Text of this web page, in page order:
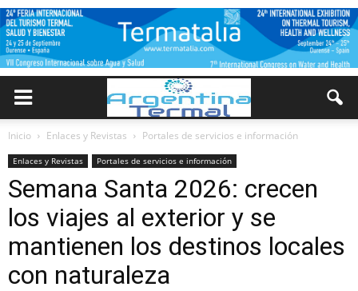
Inicio Enlaces y Revistas Portales de servicios e información
Enlaces y Revistas Portales de servicios e información
Semana Santa 2026: crecen
los viajes al exterior y se
mantienen los destinos locales
con naturaleza